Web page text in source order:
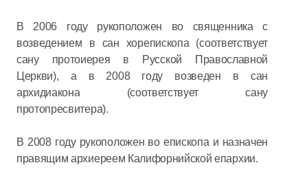
В 2006 году рукоположен во священника с
возведением в сан хорепископа (соответствует
сану протоиерея в Русской Православной
Церкви), а в 2008 году возведен в сан
архидиакона (соответствует сану
протопресвитера).
В 2008 году рукоположен во епископа и назначен
правящим архиереем Калифорнийской епархии.